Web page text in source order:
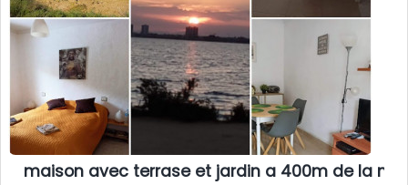
maison avec terrase et jardin a 400m de la mer